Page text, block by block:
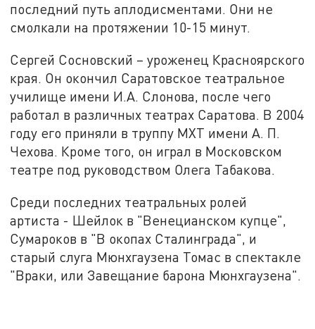
последний путь аплодисментами. Они не
смолкали на протяжении 10-15 минут.
Сергей Сосновский – уроженец Красноярского
края. Он окончил Саратовское театральное
училище имени И.А. Слонова, после чего
работал в различных театрах Саратова. В 2004
году его приняли в труппу МХТ имени А. П.
Чехова. Кроме того, он играл в Московском
театре под руководством Олега Табакова.
Среди последних театральных ролей
артиста - Шейлок в "Венецианском купце",
Сумароков в "В окопах Сталинграда", и
старый слуга Мюнхгаузена Томас в спектакле
"Враки, или Завещание барона Мюнхгаузена".